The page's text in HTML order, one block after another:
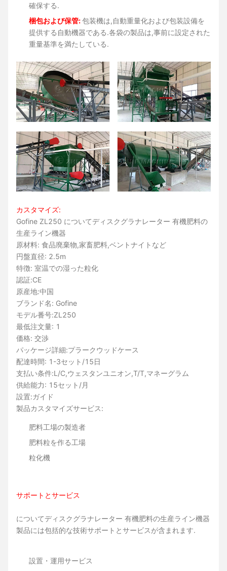
確保する.
梱包および保管:包装機は,自動重量化および包装設備を
提供する自動機器である.各袋の製品は,事前に設定された
重量基準を満たしている.
カスタマイズ:
Gofine ZL250 についてディスクグラナレーター 有機肥料の
生産ライン機器
原材料: 食品廃棄物,家畜肥料,ベントナイトなど
円盤直径: 2.5m
特徴: 室温での湿った粒化
認証:CE
原産地:中国
ブランド名: Gofine
モデル番号:ZL250
最低注文量: 1
価格: 交渉
パッケージ詳細:プラークウッドケース
配達時間: 1-3セット/15日
支払い条件:L/C,ウェスタンユニオン,T/T,マネーグラム
供給能力: 15セット/月
設置:ガイド
製品カスタマイズサービス:
肥料工場の製造者
肥料粒を作る工場
粒化機
サポートとサービス
についてディスクグラナレーター 有機肥料の生産ライン機器
製品には包括的な技術サポートとサービスが含まれます.
設置・運用サービス